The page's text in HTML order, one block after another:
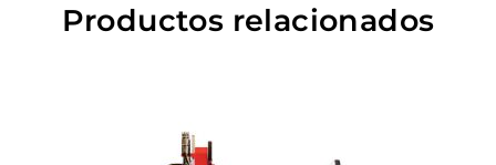
Productos relacionados